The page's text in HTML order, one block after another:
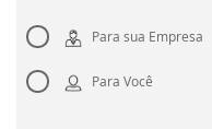
Para sua Empresa
Para Você